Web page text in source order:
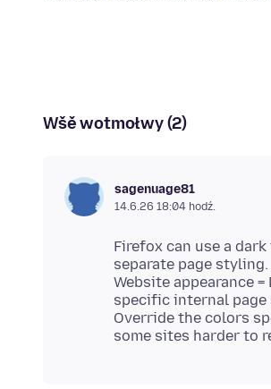
Wšě wotmołwy (2)
sagenuage81
14.6.26 18:04 hodź.
Firefox can use a
separate page styling.
Website appearance
specific internal page
Override the colors